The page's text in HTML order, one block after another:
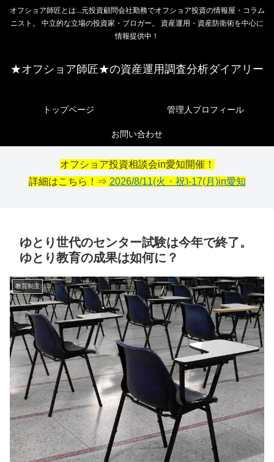
オフショア師匠とは...元投資顧問会社勤務でオフショア投資の情報屋・コラム
ニスト。 中立的な立場の投資家・ブロガー。 資産運用・資産防衛術を中心に
情報提供中！
★オフショア師匠★の資産運用調査分析ダイアリー
トップページ 管理人プロフィール
お問い合わせ
オフショア投資相談会in愛知開催！
詳細はこちら！⇒ 2026/8/11(火・祝)-17(月)in愛知
ゆとり世代のセンター試験は今年で終了。
ゆとり教育の成果は如何に？
教育制度